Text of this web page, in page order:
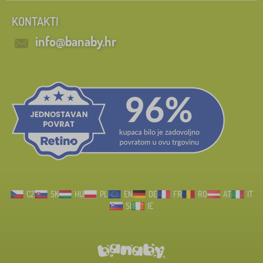
KONTAKTI
info@banaby.hr
CZ SK HU PL EN DE FR RO AT
IT
SI
IE